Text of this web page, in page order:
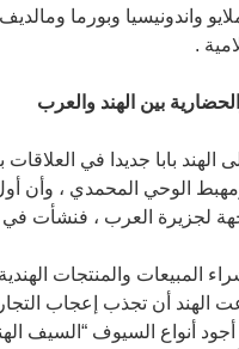
واندونيسيا وبورما
.
بين الهند والعرب
بابا جديدا في
الوحي المحمدي ، وأن
لجزيرة العرب ، فنشأت
المبيعات والمنتجات
أن تجذب إعجاب
أجود أنواع السيوف “السيف